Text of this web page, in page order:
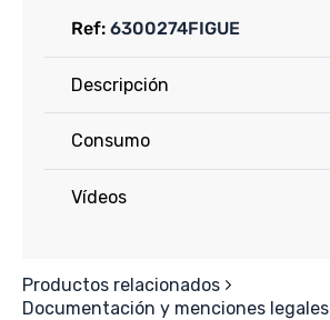
Ref: 6300274FIGUE
Descripción
Consumo
Vídeos
Productos relacionados
Documentación y menciones legales